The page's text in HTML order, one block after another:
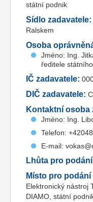
státní podnik
Sídlo zadavatele:
Ralskem
Osoba
Jméno: Ing.
ředitele
IČ zadavatele:
DIČ zadavatele:
Kontaktní osoba
Jméno: Ing.
Telefon:
E-mail:
Lhůta pro
Místo pro
Elektronický nástroj
DIAMO, státní